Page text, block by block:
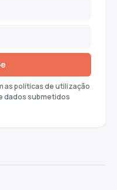
as políticas de utilização
dados submetidos